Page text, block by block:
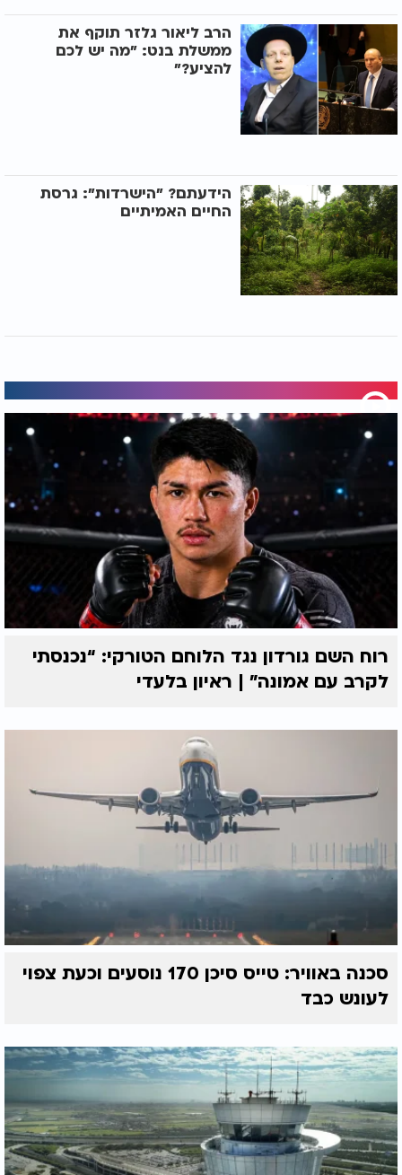
הרב ליאור גלזר תוקף את
ממשלת בנט: "מה יש לכם
להציע?"
הידעתם? "הישרדות": גרסת
החיים האמיתיים
רוח השם גורדון נגד הלוחם הטורקי: “נכנסתי
לקרב עם אמונה” | ראיון בלעדי
סכנה באוויר: טייס סיכן 170 נוסעים וכעת צפוי
לעונש כבד